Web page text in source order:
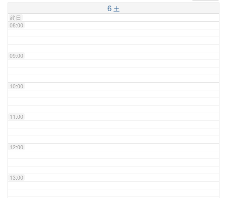
6 土
終日
08:00
09:00
10:00
11:00
12:00
13:00